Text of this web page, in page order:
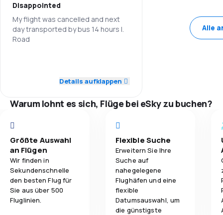
Ticketpreise
Reisekomfort 2,0
Verpflegung
Disappointed
My flight was cancelled and next
day transported by bus 14 hours I.
Road
Pünktlichkeit 2,0
Flugnetz 3,0
Reisekomfort 2,0
Gepäckbeförderung 3,0
Verpflegung 2,0
Details aufklappen
Alle
Warum lohnt es sich, Flüge bei eSky zu buchen?
Größte Auswahl
an Flügen
Wir finden in
Sekundenschnelle
den besten Flug für
Sie aus über 500
Fluglinien.
Flexible Suche
Erweitern Sie Ihre
Suche auf
nahegelegene
Flughäfen und eine
flexible
Datumsauswahl, um
die günstigste